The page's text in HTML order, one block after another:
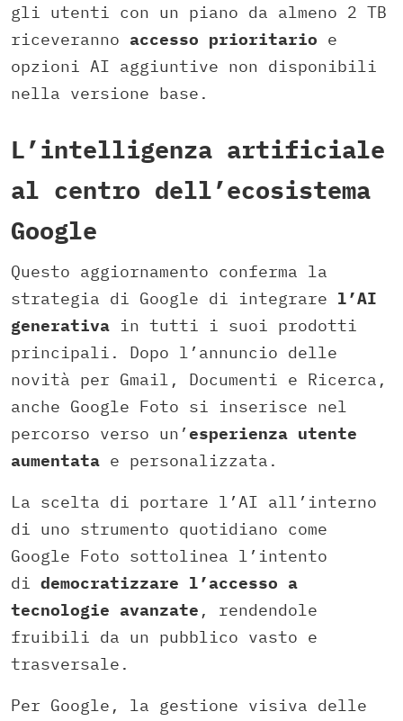
gli utenti con un piano da almeno 2 TB
riceveranno accesso prioritario e
opzioni AI aggiuntive non disponibili
nella versione base.
L’intelligenza artificiale
al centro dell’ecosistema
Google
Questo aggiornamento conferma la
strategia di Google di integrare l’AI
generativa in tutti i suoi prodotti
principali. Dopo l’annuncio delle
novità per Gmail, Documenti e Ricerca,
anche Google Foto si inserisce nel
percorso verso un’ esperienza utente
aumentata e personalizzata.
La scelta di portare l’AI all’interno
di uno strumento quotidiano come
Google Foto sottolinea l’intento
di democratizzare l’accesso a
tecnologie avanzate , rendendole
fruibili da un pubblico vasto e
trasversale.
Per Google, la gestione visiva delle